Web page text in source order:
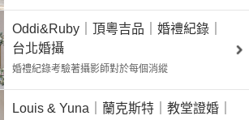
Oddi&Ruby｜頂粵吉品｜婚禮紀錄｜
台北婚攝
婚禮紀錄考驗著攝影師對於每個消縱
Louis & Yuna｜蘭克斯特｜教堂證婚｜